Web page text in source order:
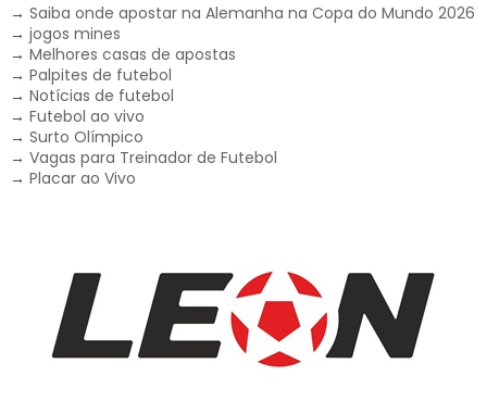
→ Saiba onde apostar na Alemanha na Copa do Mundo 2026
→ jogos mines
→ Melhores casas de apostas
→ Palpites de futebol
→ Notícias de futebol
→ Futebol ao vivo
→ Surto Olímpico
→ Vagas para Treinador de Futebol
→ Placar ao Vivo